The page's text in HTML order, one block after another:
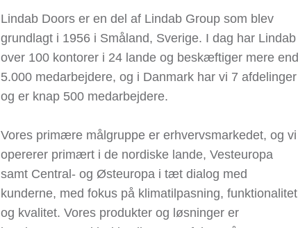
Lindab Doors er en del af Lindab Group som blev
grundlagt i 1956 i Småland, Sverige. I dag har Lindab
over 100 kontorer i 24 lande og beskæftiger mere end
5.000 medarbejdere, og i Danmark har vi 7 afdelinger
og er knap 500 medarbejdere.
Vores primære målgruppe er erhvervsmarkedet, og vi
opererer primært i de nordiske lande, Vesteuropa
samt Central- og Østeuropa i tæt dialog med
kunderne, med fokus på klimatilpasning, funktionalitet
og kvalitet. Vores produkter og løsninger er